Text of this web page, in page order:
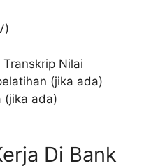
Nilai
(jika ada)
(jika ada)
Di Bank